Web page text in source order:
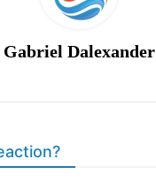
Gabriel Dalexander